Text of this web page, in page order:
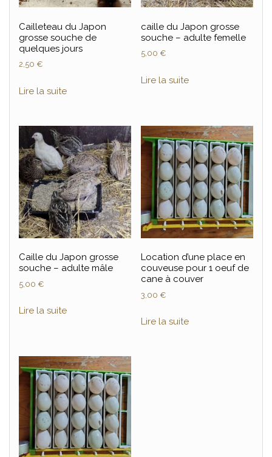
Cailleteau du Japon
grosse souche de
quelques jours
2,50 €
Lire la suite
caille du Japon grosse
souche – adulte femelle
5,00 €
Lire la suite
Caille du Japon grosse
souche – adulte mâle
5,00 €
Lire la suite
Location d’une place en
couveuse pour 1 oeuf de
cane à couver
3,00 €
Lire la suite